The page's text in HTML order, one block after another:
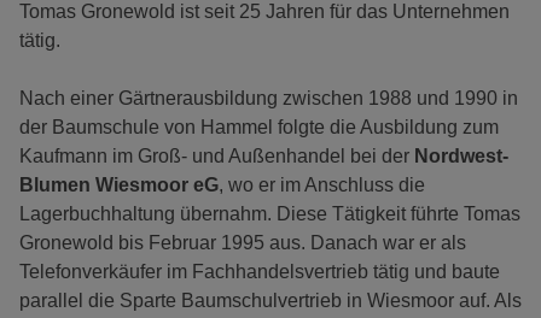
Tomas Gronewold ist seit 25 Jahren für das Unternehmen
tätig.
Nach einer Gärtnerausbildung zwischen 1988 und 1990 in
der Baumschule von Hammel folgte die Ausbildung zum
Kaufmann im Groß- und Außenhandel bei der Nordwest-
Blumen Wiesmoor eG, wo er im Anschluss die
Lagerbuchhaltung übernahm. Diese Tätigkeit führte Tomas
Gronewold bis Februar 1995 aus. Danach war er als
Telefonverkäufer im Fachhandelsvertrieb tätig und baute
parallel die Sparte Baumschulvertrieb in Wiesmoor auf. Als